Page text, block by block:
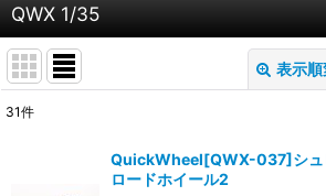
QWX 1/35
表示
31件
QuickWheel[QWX-037]シュ
ロードホイール2